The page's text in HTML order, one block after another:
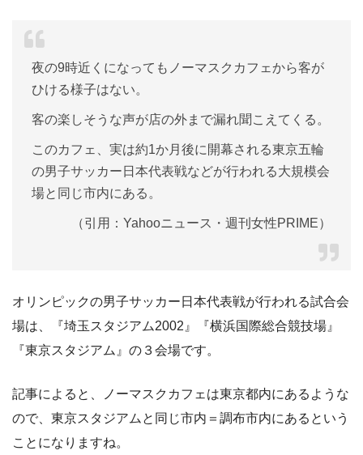
夜の9時近くになってもノーマスクカフェから客が
ひける様子はない。
客の楽しそうな声が店の外まで漏れ聞こえてくる。
このカフェ、実は約1か月後に開幕される東京五輪
の男子サッカー日本代表戦などが行われる大規模会
場と同じ市内にある。
（引用：Yahooニュース・週刊女性PRIME）
オリンピックの男子サッカー日本代表戦が行われる試合会
場は、『埼玉スタジアム2002』『横浜国際総合競技場』
『東京スタジアム』の３会場です。
記事によると、ノーマスクカフェは東京都内にあるような
ので、東京スタジアムと同じ市内＝調布市内にあるという
ことになりますね。